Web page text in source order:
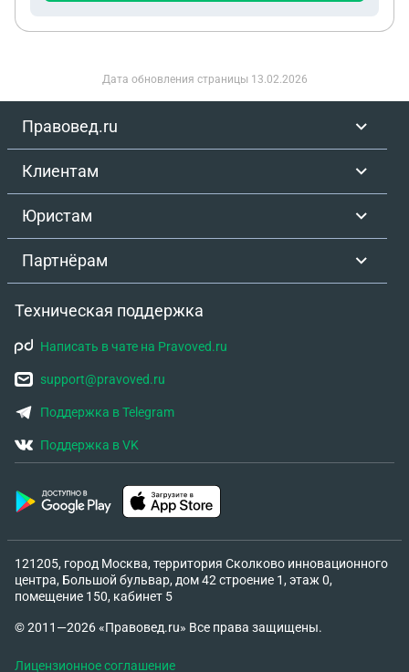
Дата обновления страницы 13.02.2026
Правовед.ru
Клиентам
Юристам
Партнёрам
Техническая поддержка
Написать в чате на Pravoved.ru
support@pravoved.ru
Поддержка в Telegram
Поддержка в VK
121205, город Москва, территория Сколково инновационного
центра, Большой бульвар, дом 42 строение 1, этаж 0,
помещение 150, кабинет 5
© 2011—2026 «Правовед.ru» Все права защищены.
Лицензионное соглашение